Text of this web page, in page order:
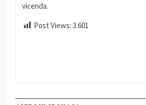
vicenda.
Post Views: 3.601